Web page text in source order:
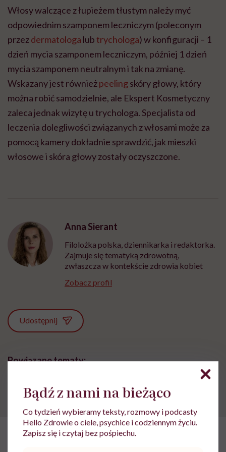
Włosy walczące z łupieżem tłustym należy myć
odpowiednim szamponem leczniczym (poleconym
przezdermatologa lubtrychologa) w konfiguracji – 1
dzień mycia szamponem leczniczym, później 1 dzień
mycia szamponem neutralnym i tak na zmianę.
Wskazany jest równieżpeelingskóry głowy, który
można robić samodzielnie, ale Ekspert Kosmetyczny
zaleca jednak wizytę u trychologa. Specjalista od
leczenia dolegliwości związanych z włosami może za
pomocą kamery dokładnie sprawdzić, jak mieszki
włosowe i skóra głowy zostały oczyszczone.
Anna Sierant
Filolożka polska, dziennikarka i redaktorka.
Zajmuje się tematyką zdrowotną,
zwłaszcza w kontekście zdrowia kobiet
Zobacz profil
Udostępnij
Powiązane tematy:
Bądź z nami na bieżąco
Co tydzień wybieramy teksty, rozmowy i podcasty
Hello Zdrowie o ciele, psychice i codziennym życiu.
Zapisz się i czytaj bez pośpiechu.